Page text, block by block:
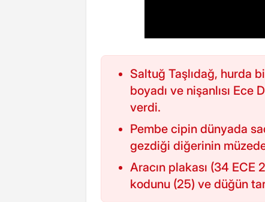
Saltuğ Taşlıdağ, hurda
boyadı ve nişanlısı Ece
verdi.
Pembe cipin dünyada
gezdiği diğerinin
Aracın plakası (34 ECE
kodunu (25) ve düğün